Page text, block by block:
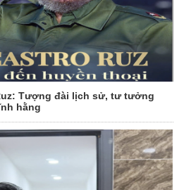
Tượng đài lịch sử, tư tưởng
hằng